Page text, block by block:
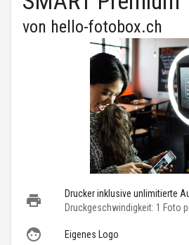
von hello-fotobox.ch
Drucker inklusive unlimitierte
Druckgeschwindigkeit: 1 Foto
Eigenes Logo